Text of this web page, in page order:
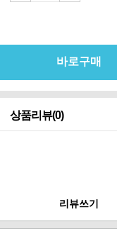
상품리뷰(0)
리뷰쓰기